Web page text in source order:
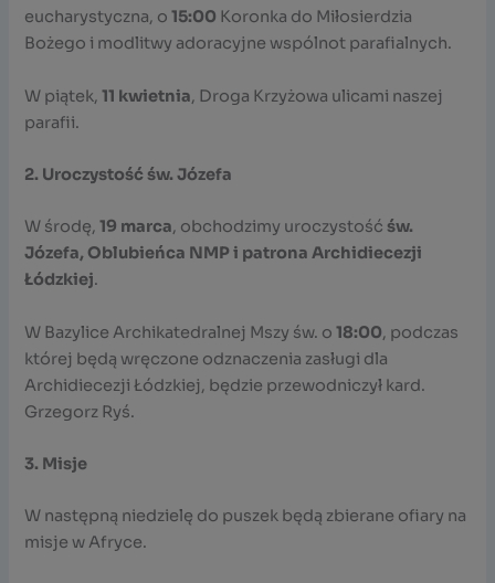
eucharystyczna, o15:00 Koronka do Miłosierdzia
Bożego i modlitwy adoracyjne wspólnot parafialnych.
W piątek,11 kwietnia, Droga Krzyżowa ulicami naszej
parafii.
2. Uroczystość św. Józefa
W środę,19 marca, obchodzimy uroczystość św.
Józefa, Oblubieńca NMP i patrona Archidiecezji
Łódzkiej.
W Bazylice Archikatedralnej Mszy św. o18:00, podczas
której będą wręczone odznaczenia zasługi dla
Archidiecezji Łódzkiej, będzie przewodniczył kard.
Grzegorz Ryś.
3. Misje
W następną niedzielę do puszek będą zbierane ofiary na
misje w Afryce.